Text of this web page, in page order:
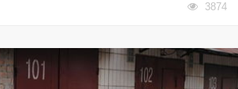
3874